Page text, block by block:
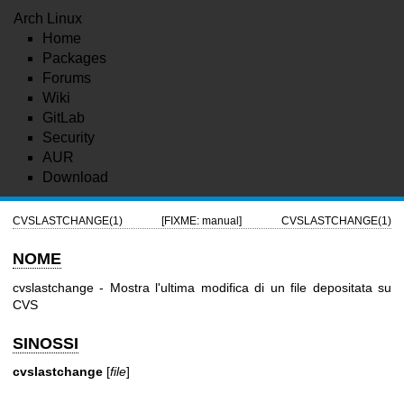
Arch Linux
Home
Packages
Forums
Wiki
GitLab
Security
AUR
Download
CVSLASTCHANGE(1) [FIXME: manual] CVSLASTCHANGE(1)
NOME
cvslastchange - Mostra l'ultima modifica di un file depositata su
CVS
SINOSSI
cvslastchange [file]